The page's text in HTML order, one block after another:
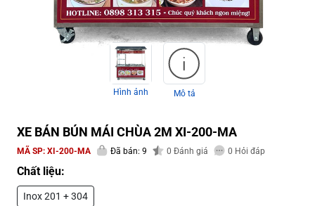
Hình ảnh Mô tả
XE BÁN BÚN MÁI CHÙA 2M XI-200-MA
MÃ SP: XI-200-MA Đã bán: 9 0 Đánh giá 0 Hỏi đáp
Chất liệu:
Inox 201 + 304